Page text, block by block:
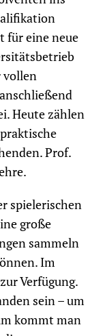
für eine neue
vollen
Heute zählen
Prof.
spielerischen
große
sammeln
Im
Verfügung.
sein – um
kommt man